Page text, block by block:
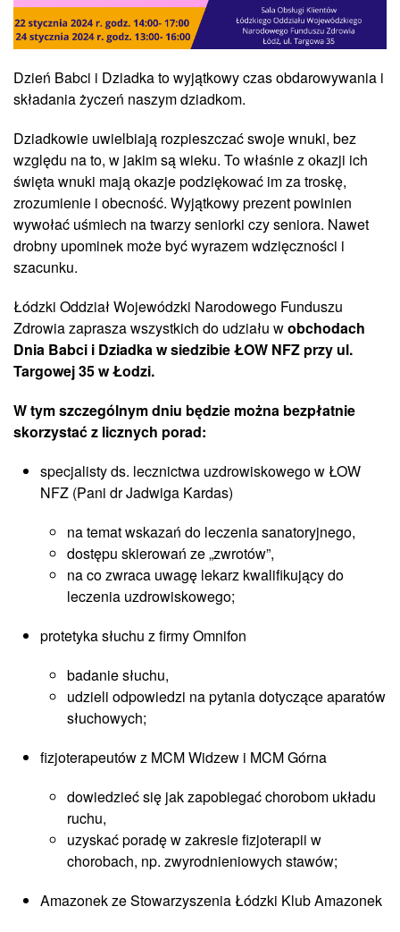
Dzień Babci i Dziadka to wyjątkowy czas obdarowywania i
składania życzeń naszym dziadkom.
Dziadkowie uwielbiają rozpieszczać swoje wnuki, bez
względu na to, w jakim są wieku. To właśnie z okazji ich
święta wnuki mają okazje podziękować im za troskę,
zrozumienie i obecność. Wyjątkowy prezent powinien
wywołać uśmiech na twarzy seniorki czy seniora. Nawet
drobny upominek może być wyrazem wdzięczności i
szacunku.
Łódzki Oddział Wojewódzki Narodowego Funduszu
Zdrowia zaprasza wszystkich do udziału wobchodach
Dnia Babci i Dziadka w siedzibie ŁOW NFZ przy ul.
Targowej 35 w Łodzi.
W tym szczególnym dniu będzie można bezpłatnie
skorzystać z licznych porad:
specjalisty ds. lecznictwa uzdrowiskowego w ŁOW
NFZ (Pani dr Jadwiga Kardas)
na temat wskazań do leczenia sanatoryjnego,
dostępu skierowań ze „zwrotów”,
na co zwraca uwagę lekarz kwalifikujący do
leczenia uzdrowiskowego;
protetyka słuchu z firmy Omnifon
badanie słuchu,
udzieli odpowiedzi na pytania dotyczące aparatów
słuchowych;
fizjoterapeutów z MCM Widzew i MCM Górna
dowiedzieć się jak zapobiegać chorobom układu
ruchu,
uzyskać poradę w zakresie fizjoterapii w
chorobach, np. zwyrodnieniowych stawów;
Amazonek ze Stowarzyszenia Łódzki Klub Amazonek